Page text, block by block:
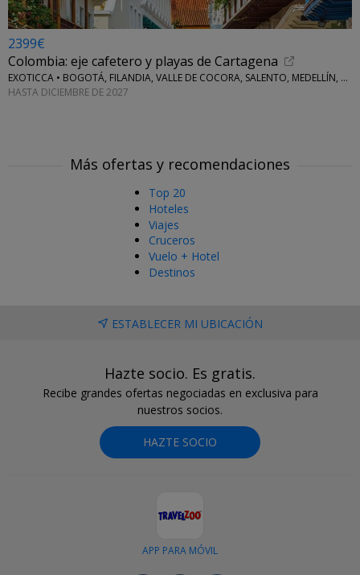
2399€
Colombia: eje cafetero y playas de Cartagena
EXOTICCA • BOGOTÁ, FILANDIA, VALLE DE COCORA, SALENTO, MEDELLÍN, CARTAGENA DE INDIAS E ISLAS DEL ROSARIO
HASTA DICIEMBRE DE 2027
Más ofertas y recomendaciones
Top 20
Hoteles
Viajes
Cruceros
Vuelo + Hotel
Destinos
ESTABLECER MI UBICACIÓN
Hazte socio. Es gratis.
Recibe grandes ofertas negociadas en exclusiva para
nuestros socios.
HAZTE SOCIO
APP PARA MÓVIL